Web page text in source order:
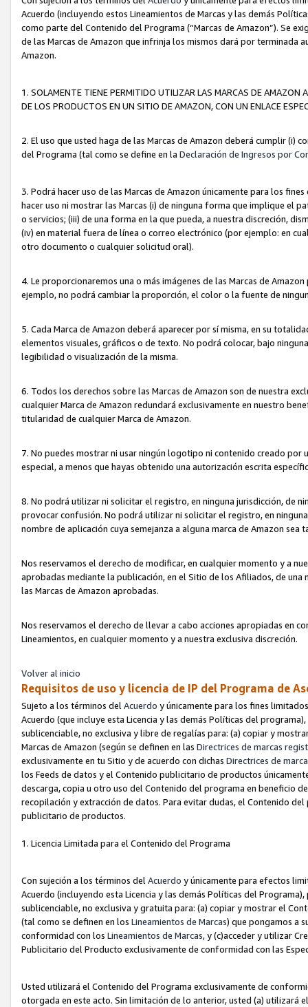
Acuerdo (incluyendo estos Lineamientos de Marcas y las demás
como parte del Contenido del Programa (“Marcas de Amazon”). Se
de las Marcas de Amazon que infrinja los mismos dará por terminada
Amazon.
1. SOLAMENTE TIENE PERMITIDO UTILIZAR LAS MARCAS DE
DE LOS PRODUCTOS EN UN SITIO DE AMAZON, CON UN ENLACE
2. El uso que usted haga de las Marcas de Amazon deberá cumplir (i)
del Programa (tal como se define en la Declaración de Ingresos por
3. Podrá hacer uso de las Marcas de Amazon únicamente para los
hacer uso ni mostrar las Marcas (i) de ninguna forma que implique el
o servicios; (iii) de una forma en la que pueda, a nuestra discreción,
(iv) en material fuera de línea o correo electrónico (por ejemplo: en
otro documento o cualquier solicitud oral).
4. Le proporcionaremos una o más imágenes de las Marcas de
ejemplo, no podrá cambiar la proporción, el color o la fuente de
5. Cada Marca de Amazon deberá aparecer por sí misma, en su
elementos visuales, gráficos o de texto. No podrá colocar, bajo
legibilidad o visualización de la misma.
6. Todos los derechos sobre las Marcas de Amazon son de nuestra
cualquier Marca de Amazon redundará exclusivamente en nuestro
titularidad de cualquier Marca de Amazon.
7. No puedes mostrar ni usar ningún logotipo ni contenido creado por
especial, a menos que hayas obtenido una autorización escrita
8. No podrá utilizar ni solicitar el registro, en ninguna jurisdicción, de
provocar confusión. No podrá utilizar ni solicitar el registro, en
nombre de aplicación cuya semejanza a alguna marca de Amazon
Nos reservamos el derecho de modificar, en cualquier momento y a
aprobadas mediante la publicación, en el Sitio de los Afiliados, de
las Marcas de Amazon aprobadas.
Nos reservamos el derecho de llevar a cabo acciones apropiadas en
Lineamientos, en cualquier momento y a nuestra exclusiva discreción.
Volver al inicio
Requisitos de uso y licencia de IP del Programa de
Sujeto a los términos del Acuerdo y únicamente para los fines
Acuerdo (que incluye esta Licencia y las demás Políticas del
sublicenciable, no exclusiva y libre de regalías para: (a) copiar y
Marcas de Amazon (según se definen en las Directrices de marcas
exclusivamente en tu Sitio y de acuerdo con dichas Directrices de
los Feeds de datos y el Contenido publicitario de productos
descarga, copia u otro uso del Contenido del programa en beneficio
recopilación y extracción de datos. Para evitar dudas, el Contenido
publicitario de productos.
1. Licencia Limitada para el Contenido del Programa
Con sujeción a los términos del Acuerdo y únicamente para efectos
Acuerdo (incluyendo esta Licencia y las demás Políticas del
sublicenciable, no exclusiva y gratuita para: (a) copiar y mostrar el
(tal como se definen en los Lineamientos de Marcas) que pongamos a
conformidad con los Lineamientos de Marcas, y (c)acceder y utilizar
Publicitario del Producto exclusivamente de conformidad con las
Usted utilizará el Contenido del Programa exclusivamente de
otorgada en este acto. Sin limitación de lo anterior, usted (a) utilizará